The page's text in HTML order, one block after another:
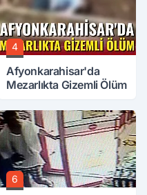
4
Afyonkarahisar'da
Mezarlıkta Gizemli Ölüm
6